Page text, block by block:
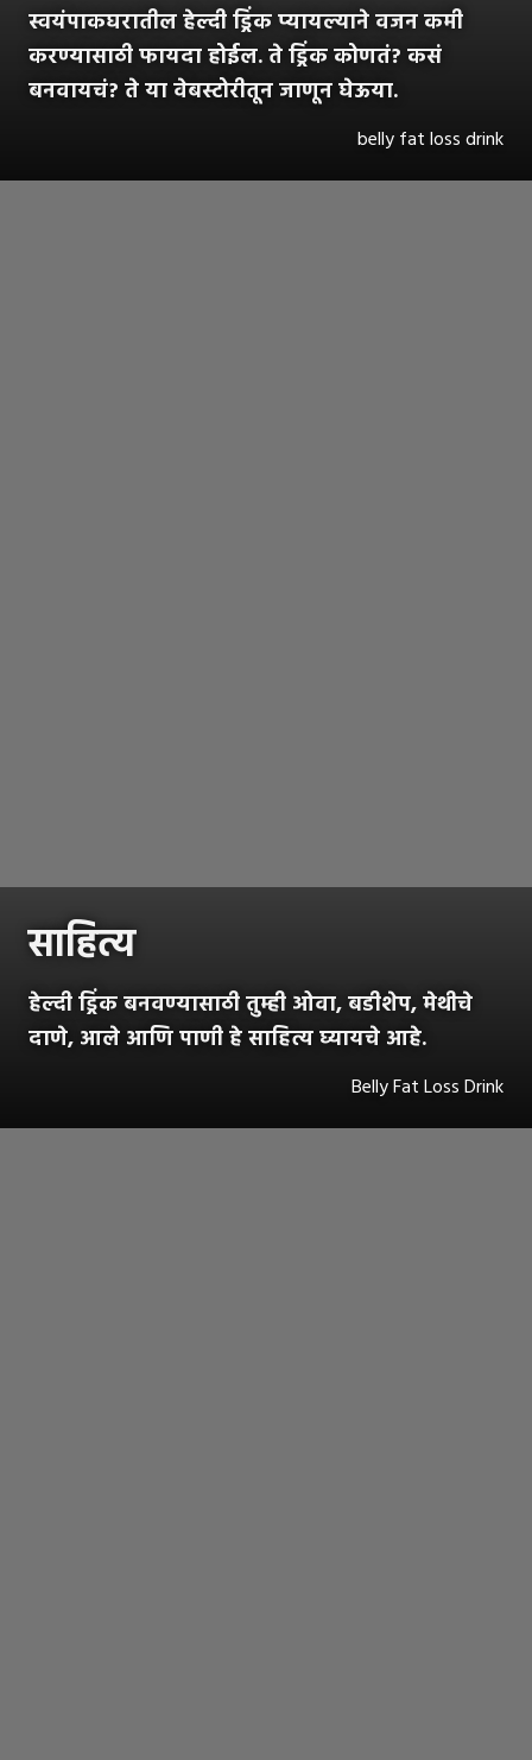
स्वयंपाकघरातील हेल्दी ड्रिंक प्यायल्याने वजन कमी
करण्यासाठी फायदा होईल. ते ड्रिंक कोणतं? कसं
बनवायचं? ते या वेबस्टोरीतून जाणून घेऊया.
belly fat loss drink
साहित्य
हेल्दी ड्रिंक बनवण्यासाठी तुम्ही ओवा, बडीशेप, मेथीचे
दाणे, आले आणि पाणी हे साहित्य घ्यायचे आहे.
Belly Fat Loss Drink